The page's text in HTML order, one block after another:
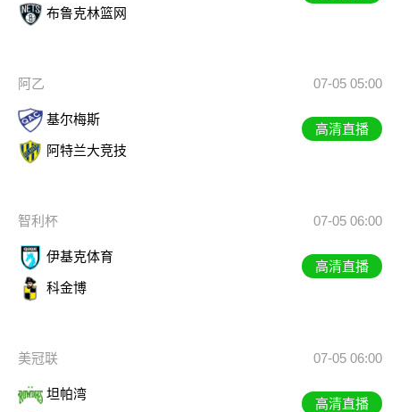
布鲁克林篮网
阿乙 07-05 05:00
基尔梅斯
阿特兰大竞技
高清直播
智利杯 07-05 06:00
伊基克体育
科金博
高清直播
美冠联 07-05 06:00
坦帕湾
高清直播